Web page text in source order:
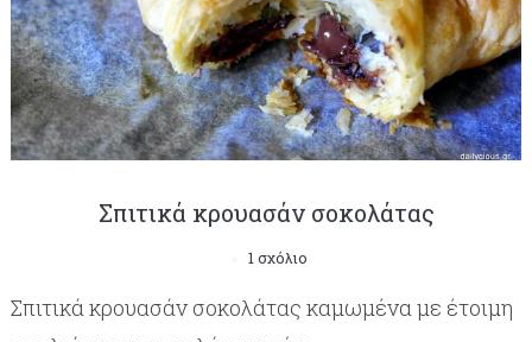
Σπιτικά κρουασάν σοκολάτας
1 σχόλιο
Σπιτικά κρουασάν σοκολάτας καμωμένα με έτοιμη